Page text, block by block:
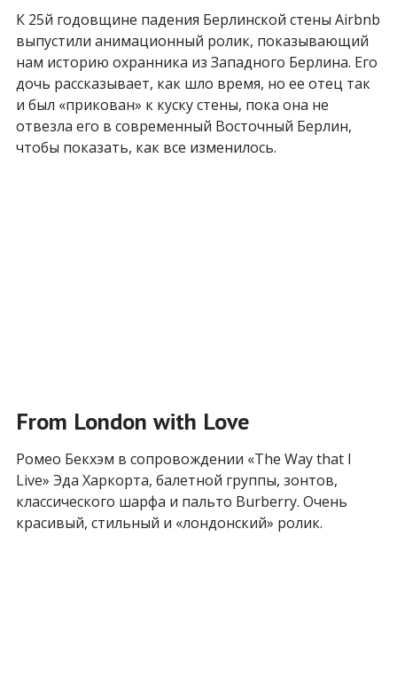
К 25й годовщине падения Берлинской стены Airbnb
выпустили анимационный ролик, показывающий
нам историю охранника из Западного Берлина. Его
дочь рассказывает, как шло время, но ее отец так
и был «прикован» к куску стены, пока она не
отвезла его в современный Восточный Берлин,
чтобы показать, как все изменилось.
From London with Love
Ромео Бекхэм в сопровождении «The Way that I
Live» Эда Харкорта, балетной группы, зонтов,
классического шарфа и пальто Burberry. Очень
красивый, стильный и «лондонский» ролик.